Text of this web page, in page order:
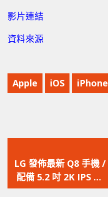
影片連結
資料來源
Apple iOS iPhone
一
篇
文
LG 發佈最新 Q8 手機 /
配備 5.2 吋 2K IPS 顯
示屏